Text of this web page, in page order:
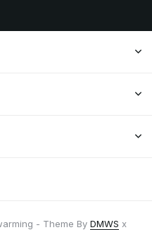
- Theme By DMWS x